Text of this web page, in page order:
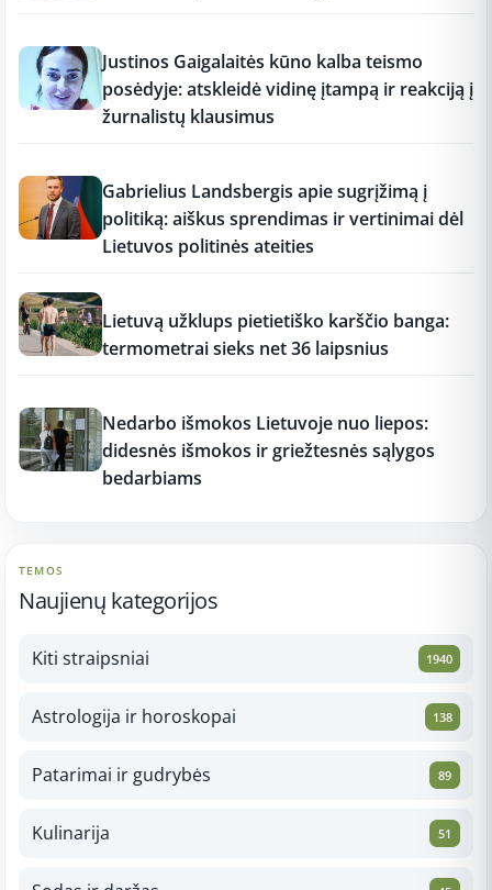
Justinos Gaigalaitės kūno kalba teismo
posėdyje: atskleidė vidinę įtampą ir reakciją į
žurnalistų klausimus
Gabrielius Landsbergis apie sugrįžimą į
politiką: aiškus sprendimas ir vertinimai dėl
Lietuvos politinės ateities
Lietuvą užklups pietietiško karščio banga:
termometrai sieks net 36 laipsnius
Nedarbo išmokos Lietuvoje nuo liepos:
didesnės išmokos ir griežtesnės sąlygos
bedarbiams
TEMOS
Naujienų kategorijos
Kiti straipsniai 1940
Astrologija ir horoskopai 138
Patarimai ir gudrybės 89
Kulinarija 51